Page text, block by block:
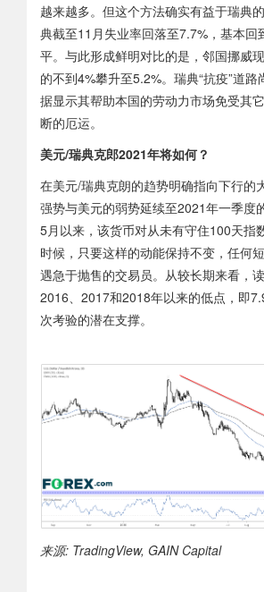
越来越多。但这个方法确实有益于瑞典
典截至11月失业率回落至7.7%，基本回
平。与此形成鲜明对比的是，邻国挪威
的不到4%攀升至5.2%。瑞典“抗疫”道
据显示其帮助本国的劳动力市场免受其
断的厄运。
美元/瑞典克郎2021年将如何？
在美元/瑞典克朗的趋势明确指向下行的
强势与美元的弱势延续至2021年一季度
5月以来，该货币对从未有守住100天指
时候，只要这样的动能保持不变，任何
遇急于抛售的交易员。从较长期来看，
2016、2017和2018年以来的低点，即
次考验的潜在支撑。
来源: TradingView, GAIN Capital